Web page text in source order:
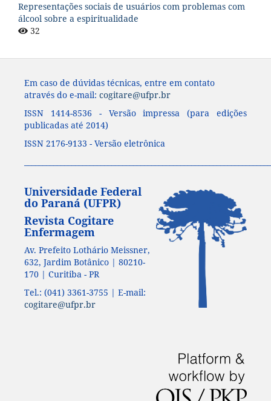
Representações sociais de usuários com problemas com
álcool sobre a espiritualidade
32
Em caso de dúvidas técnicas, entre em contato
através do e-mail: cogitare@ufpr.br
ISSN 1414-8536 - Versão impressa (para edições
publicadas até 2014)
ISSN 2176-9133 - Versão eletrônica
Universidade Federal
do Paraná (UFPR)
Revista Cogitare
Enfermagem
Av. Prefeito Lothário Meissner,
632, Jardim Botânico | 80210-
170 | Curitiba - PR
Tel.: (041) 3361-3755 | E-mail:
cogitare@ufpr.br